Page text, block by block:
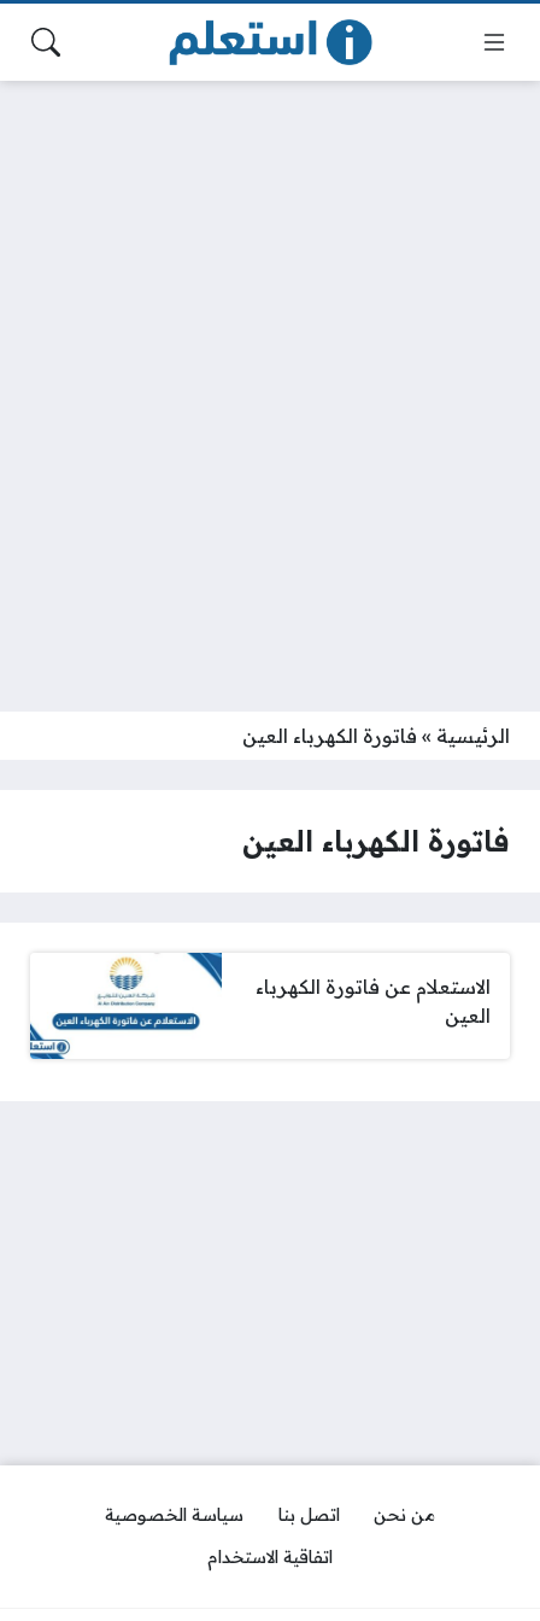
الرئيسية » فاتورة الكهرباء العين
فاتورة الكهرباء العين
الاستعلام عن فاتورة الكهرباء
العين
من نحن اتصل بنا
سياسة الخصوصية
اتفاقية الاستخدام